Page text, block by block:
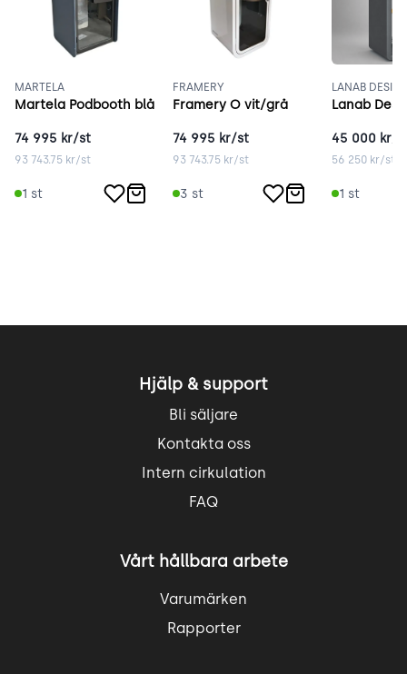
MARTELA
Martela Podbooth blå
74 995 kr/st
93 743.75 kr/st
1 st
FRAMERY
Framery O vit/grå
74 995 kr/st
93 743.75 kr/st
3 st
LANAB
45 000 kr/
56 250kr/st
1 st
Hjälp & support
Bli säljare
Kontakta oss
Intern cirkulation
FAQ
Vårt hållbara arbete
Varumärken
Rapporter